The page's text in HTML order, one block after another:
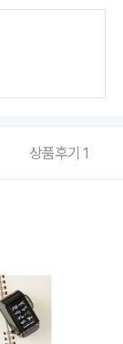
상품후기1